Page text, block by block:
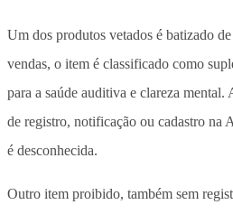
Um dos produtos vetados é batizado
vendas, o item é classificado como
para a saúde auditiva e clareza
de registro, notificação ou cadastro na
é desconhecida.
Outro item proibido, também sem